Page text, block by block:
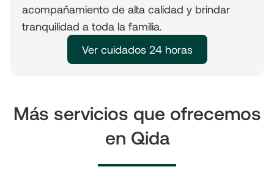
acompañamiento de alta calidad y brindar
tranquilidad a toda la familia.
Ver cuidados 24 horas
Más servicios que ofrecemos
en Qida